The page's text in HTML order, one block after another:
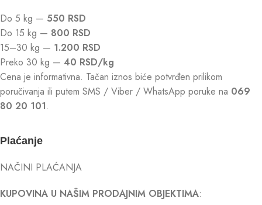
Do 5 kg — 550 RSD
Do 15 kg — 800 RSD
15–30 kg — 1.200 RSD
Preko 30 kg — 40 RSD/kg
Cena je informativna. Tačan iznos biće potvrđen prilikom
poručivanja ili putem SMS / Viber / WhatsApp poruke na 069
80 20 101.
Plaćanje
NAČINI PLAĆANJA
KUPOVINA U NAŠIM PRODAJNIM OBJEKTIMA: